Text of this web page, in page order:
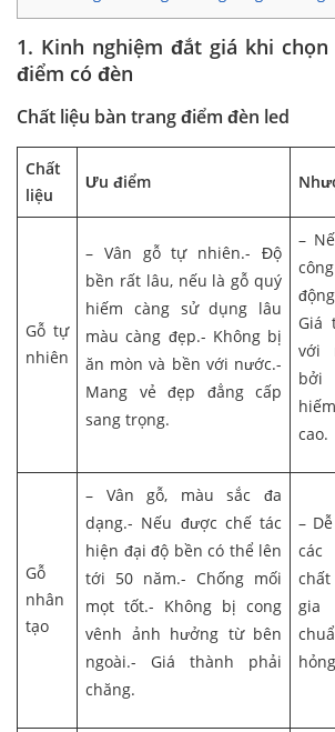
1. Kinh nghiệm đắt giá khi
điểm có đèn
Chất liệu bàn trang điểm đèn led
Chất
liệu
Ưu điểm
Gỗ tự
nhiên
– Vân gỗ tự nhiên.- Độ
bền rất lâu, nếu là gỗ quý
hiếm càng sử dụng lâu
màu càng đẹp.- Không bị
ăn mòn và bền với nước.-
Mang vẻ đẹp đẳng cấp
sang trọng.
–
Giá
với
bởi
cao.
Gỗ
nhân
tạo
– Vân gỗ, màu sắc đa
dạng.- Nếu được chế tác
hiện đại độ bền có thể lên
tới 50 năm.- Chống mối
mọt tốt.- Không bị cong
vênh ảnh hưởng từ bên
ngoài.- Giá thành phải
chăng.
–
các
gia